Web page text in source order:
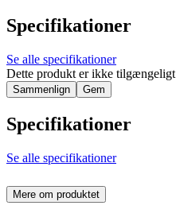
Specifikationer
Se alle specifikationer
Dette produkt er ikke tilgængeligt
Sammenlign Gem
Specifikationer
Se alle specifikationer
Mere om produktet